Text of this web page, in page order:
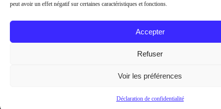
peut avoir un effet négatif sur certaines caractéristiques et fonctions.
Accepter
Refuser
Voir les préférences
Déclaration de confidentialité